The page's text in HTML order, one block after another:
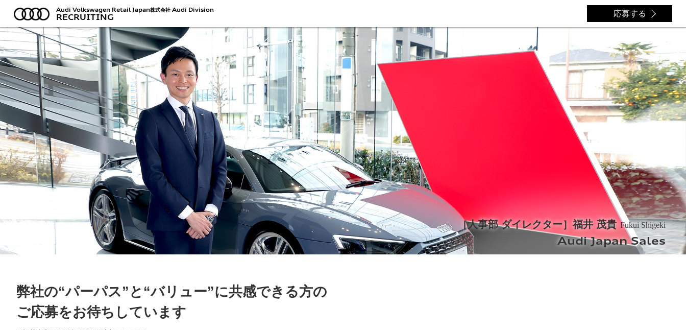
Audi Volkswagen Retail Japan株式会社 Audi Division
RECRUITING 応募する
［人事部 ダイレクター］福井 茂貴 Fukui Shigeki
Audi Japan Sales
弊社の“パーパス”と“バリュー”に共感できる方の
ご応募をお待ちしています